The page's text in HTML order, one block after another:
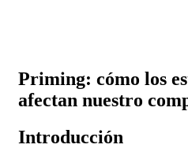
Priming: cómo los
afectan nuestro
Introducción